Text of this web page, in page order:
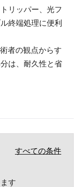
リッパー、光フ
終端処理に便利
者の観点からす
は、耐久性と省
すべての条件
す